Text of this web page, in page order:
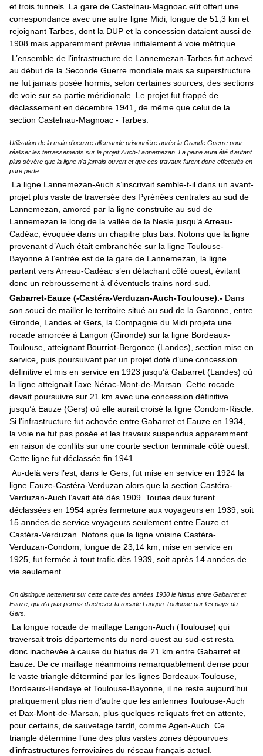
et trois tunnels. La gare de Castelnau-Magnoac eût offert une
correspondance avec une autre ligne Midi, longue de 51,3 km et
rejoignant Tarbes, dont la DUP et la concession dataient aussi de
1908 mais apparemment prévue initialement à voie métrique.
L’ensemble de l’infrastructure de Lannemezan-Tarbes fut achevé
au début de la Seconde Guerre mondiale mais sa superstructure
ne fut jamais posée hormis, selon certaines sources, des sections
de voie sur sa partie méridionale. Le projet fut frappé de
déclassement en décembre 1941, de même que celui de la
section Castelnau-Magnoac - Tarbes.
Utilisation de la main d'oeuvre allemande prisonnière après la Grande Guerre pour
réaliser les terrassements sur le projet Auch-Lannemezan. La peine aura été d'autant
plus sévère que la ligne n'a jamais ouvert et que ces travaux furent donc effectués en
pure perte.
La ligne Lannemezan-Auch s’inscrivait semble-t-il dans un avant-
projet plus vaste de traversée des Pyrénées centrales au sud de
Lannemezan, amorcé par la ligne construite au sud de
Lannemezan le long de la vallée de la Nesle jusqu’à Arreau-
Cadéac, évoquée dans un chapitre plus bas. Notons que la ligne
provenant d’Auch était embranchée sur la ligne Toulouse-
Bayonne à l’entrée est de la gare de Lannemezan, la ligne
partant vers Arreau-Cadéac s’en détachant côté ouest, évitant
donc un rebroussement à d'éventuels trains nord-sud.
Gabarret-Eauze (-Castéra-Verduzan-Auch-Toulouse).- Dans
son souci de mailler le territoire situé au sud de la Garonne, entre
Gironde, Landes et Gers, la Compagnie du Midi projeta une
rocade amorcée à Langon (Gironde) sur la ligne Bordeaux-
Toulouse, atteignant Bourriot-Bergonce (Landes), section mise en
service, puis poursuivant par un projet doté d’une concession
définitive et mis en service en 1923 jusqu’à Gabarret (Landes) où
la ligne atteignait l’axe Nérac-Mont-de-Marsan. Cette rocade
devait poursuivre sur 21 km avec une concession définitive
jusqu’à Eauze (Gers) où elle aurait croisé la ligne Condom-Riscle.
Si l’infrastructure fut achevée entre Gabarret et Eauze en 1934,
la voie ne fut pas posée et les travaux suspendus apparemment
en raison de conflits sur une courte section terminale côté ouest.
Cette ligne fut déclassée fin 1941.
Au-delà vers l’est, dans le Gers, fut mise en service en 1924 la
ligne Eauze-Castéra-Verduzan alors que la section Castéra-
Verduzan-Auch l’avait été dès 1909. Toutes deux furent
déclassées en 1954 après fermeture aux voyageurs en 1939, soit
15 années de service voyageurs seulement entre Eauze et
Castéra-Verduzan. Notons que la ligne voisine Castéra-
Verduzan-Condom, longue de 23,14 km, mise en service en
1925, fut fermée à tout trafic dès 1939, soit après 14 années de
vie seulement…
On distingue nettement sur cette carte des années 1930 le hiatus entre Gabarret et
Eauze, qui n'a pas permis d'achever la rocade Langon-Toulouse par les pays du
Gers.
La longue rocade de maillage Langon-Auch (Toulouse) qui
traversait trois départements du nord-ouest au sud-est resta
donc inachevée à cause du hiatus de 21 km entre Gabarret et
Eauze. De ce maillage néanmoins remarquablement dense pour
le vaste triangle déterminé par les lignes Bordeaux-Toulouse,
Bordeaux-Hendaye et Toulouse-Bayonne, il ne reste aujourd’hui
pratiquement plus rien d’autre que les antennes Toulouse-Auch
et Dax-Mont-de-Marsan, plus quelques reliquats fret en attente,
pour certains, de sauvetage tardif, comme Agen-Auch. Ce
triangle détermine l’une des plus vastes zones dépourvues
d’infrastructures ferroviaires du réseau français actuel.